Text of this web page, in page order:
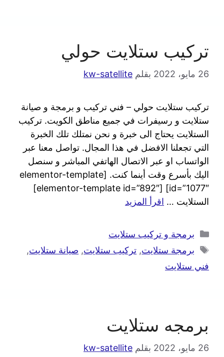
تركيب ستلايت حولي
26 مايو، 2022 بقلم kw-satellite
تركيب ستلايت حولي – فني تركيب و برمجة و صيانة
ستلايت و رسيفرات في جميع مناطق الكويت. تركيب
الستلايت يحتاج الى خبرة و نحن نمتلك تلك الخبرة
التي تجعلنا الافضل في هذا المجال. تواصل معنا عبر
الواتساب او عبر الاتصال الهاتفي المباشر و سنصل
اليك بأسرع وقت أينما كنت. [elementor-template
id=”1077″] [elementor-template id=”892″]
الستلايت … اقرأ المزيد
برمجة و تركيب ستلايت
برمجة ستلايت, تركيب ستلايت, صيانة ستلايت,
فني ستلايت
برمجه ستلايت
26 مايو، 2022 بقلم kw-satellite